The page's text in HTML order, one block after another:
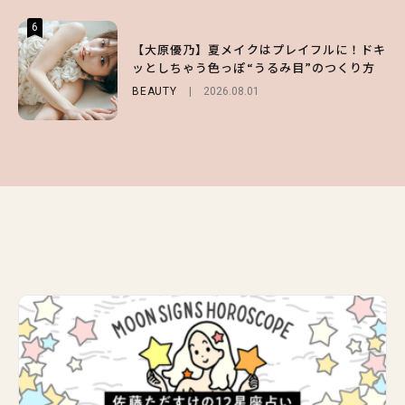
6
【大原優乃】夏メイクはプレイフルに！ドキ
ッとしちゃう色っぽ“うるみ目”のつくり方
BEAUTY 2026.08.01
6
【スタバ】約160通りのカスタマイズができ
る⁉ 39店舗限定『My フルーツ³ フラペチー
ノ®』を徹底レポ♡
6
【GU】夏の“主役級”アイテム決定！ヘルシ
ー＆可愛すぎる「大人の肌見せ」トップス3
選